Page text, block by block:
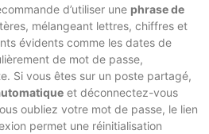
d’utiliser une phrase de
mélangeant lettres, chiffres et
évidents comme les dates de
de mot de passe,
Si vous êtes sur un poste partagé,
et déconnectez-vous
oubliez votre mot de passe, le lien
permet une réinitialisation